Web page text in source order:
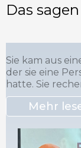
Das
Sie kam aus
der sie eine
hatte. Sie
Mehr